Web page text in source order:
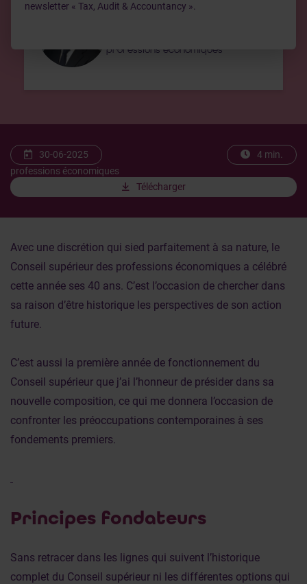
newsletter « Tax, Audit & Accountancy ».
Emmanuel Pieters
professions économiques
30-06-2025 4 min.
Télécharger
professions économiques
Avec une discrétion qui sied parfaitement à sa nature, le
Conseil supérieur des professions économiques a célébré
cette année ses 40 ans. C’est l’occasion de chercher dans
sa raison d’être historique les perspectives de son action
future.
C’est aussi la première année de fonctionnement du
Conseil supérieur que j’ai l’honneur de présider dans sa
nouvelle composition, ce qui me donnera l’occasion de
confronter les préoccupations contemporaines à ses
fondements premiers.
Principes fondateurs
Sans retracer dans les lignes qui suivent l’historique
complet du Conseil supérieur ni les différentes options qui